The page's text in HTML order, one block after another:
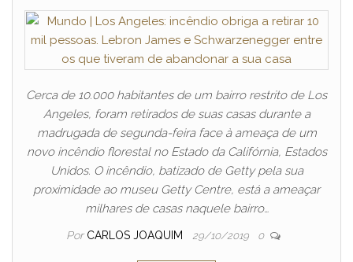
Cerca de 10.000 habitantes de um bairro restrito de Los
Angeles, foram retirados de suas casas durante a
madrugada de segunda-feira face à ameaça de um
novo incêndio florestal no Estado da Califórnia, Estados
Unidos. O incêndio, batizado de Getty pela sua
proximidade ao museu Getty Centre, está a ameaçar
milhares de casas naquele bairro…
Por CARLOS JOAQUIM 29/10/2019 0